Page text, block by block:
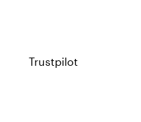
vårdplagg i färger
Trustpilot